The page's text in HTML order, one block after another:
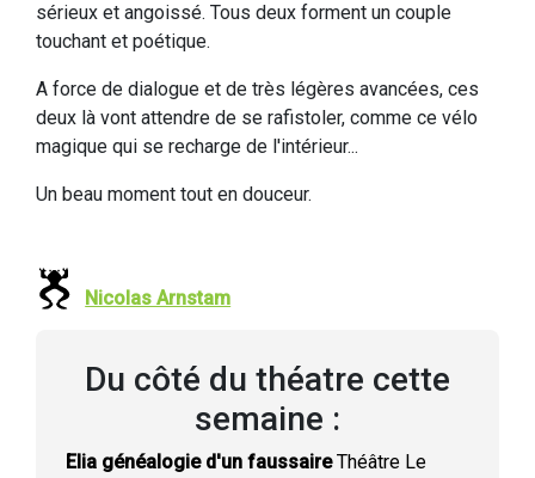
sérieux et angoissé. Tous deux forment un couple
touchant et poétique.
A force de dialogue et de très légères avancées, ces
deux là vont attendre de se rafistoler, comme ce vélo
magique qui se recharge de l'intérieur...
Un beau moment tout en douceur.
Nicolas Arnstam
Du côté du théatre cette
semaine :
Elia généalogie d'un faussaireThéâtre Le